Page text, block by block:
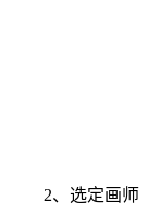
2、选定画师